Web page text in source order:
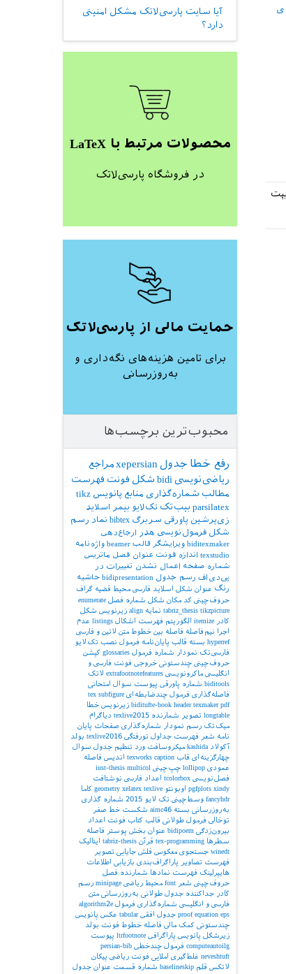
آیا سایت پارسی‌لاتک مشکل امنیتی
دارد؟
محصولات مرتبط با LaTeX
در فروشگاه پارسی‌لاتک
حمایت مالی از پارسی‌لاتک
برای تامین هزینه‌های نگه‌داری و
به‌روزرسانی
محبوب‌ترین برچسب‌ها
رفع خطا جدول xepersianمراجع
ریاضی‌نویسی bidi شکل فونت فهرست
مطالب شماره‌گذاری منابع پانویس tikz
parsilatex بیب‌تک تک‌لایو بیمر اسلاید
زی‌پرشین پاورقی سربرگ bibtex نماد رسم
شکل فرمول‌نویسی هدر
ارجاع‌دهی
biditexmaker ویرایشگر قالب beamer واژه‌نامه
texstudio اندازه فونت عنوان فصل ماتریس
شماره صفحه اعمال نشدن تغییرات در
پی‌دی‌اف رسم جدول bidipresentation حاشیه
رنگ عنوان شکل اسلاید فارسی محیط قضیه گراف
حروف‌چینی کد مکان شکل شماره فصل enumerate
tabriz_thesis tikzpicture نمایه align زیرنویس شکل
کادر
itemize الگوریتم فهرست اشکال listings عدم
اجرا
نیم‌فاصله فاصله بین خطوط متن لاتین و فارسی
hyperref بسته قالب پایان‌نامه فرمول نصب تک‌لایو
فارسی‌تک نمودار شماره فرمول glossaries کپشن
حروف‌چینی چندستونی خروجی فونت فارسی و
انگلیسی ماکرونویسی extrafootnotefeatures لاتک
biditools شماره پاورقی پیوست‌ سوال امتحانی
فاصله‌گذاری فرمول چندضابطه‌ای tex subfigure
biditufte-book header texmaker pdf زیرنویس خطا
longtable تصویر شمارنده texlive2015 دیاگرام
میک‌تک رسم نمودار شماره‌گذاری صفحات پایان
نامه شعر فهرست جداول تورفتگی texlive2016 بولد
آکولاد kashida میکروسافت ورد تنظیم جدول سوال
چهارگزینه‌ای قاب texworks caption اندیس فاصله
عمودی lollipop چپ‌چینی iust-thesis multicol
فصل‌نویسی tcolorbox اعداد فارسی نوشتافت
pgfplots xindy اوبونتو geometry xelatex texlive
کاما
fancyhdr وسط‌چینی تک لایو 2015
شماره گذاری
به‌روزرسانی بسته aimc46 شکست خط صفر
توخالی فرمول طولانی قالب کتاب فونت اعداد
بیرون‌زدگی bidipoem عنوان بخش پوستر
فاصله
سطرها
tex-programming قرآن tabriz-thesis
ایتالیک
winedt جستجوی معکوس فلش جایابی تصویر
فهرست تصاویر
پاراگراف‌بندی بازیابی اطلاعات
هایپرلینک فهرست نمادها
شمارنده فصل
حروف‌چینی شعر font محیط ریاضی minipage رسم
کادر
جداکننده جدول طولانی به‌روزرسانی متن
فارسی و انگلیسی شماره‌گذاری فرمول algorithm2e
proof equation eps جدول افقی tabular عکس پانویس
چندستونی کمک مالی فاصله خطوط فونت بولد
زیرشکل پانویس پاراگرافی ltrfootnote پیوست
computeautoilg فرمول چندخطی persian-bib
neveshtuft غلط‌گیری املایی فونت ریاضی پیکان
لاتکس قلم baselineskip شماره قسمت عنوان جدول